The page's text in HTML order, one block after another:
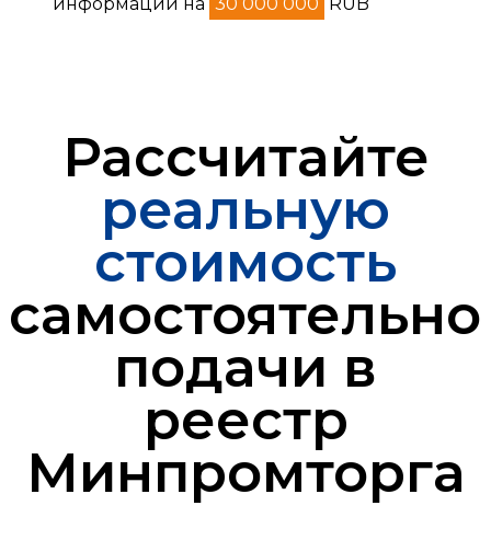
Рассчитайте
реальную
стоимость
подачи в
реестр
Минпромторга